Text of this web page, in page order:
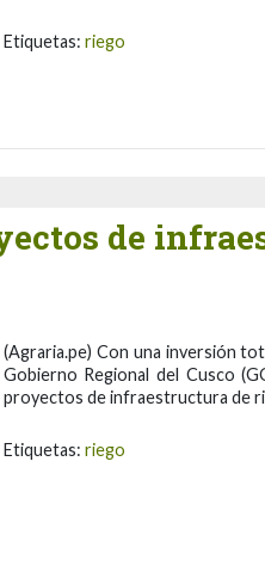
Etiquetas: riego
de
(Agraria.pe) Con una inversión
Gobierno Regional del Cusco
proyectos de infraestructura de
Etiquetas: riego